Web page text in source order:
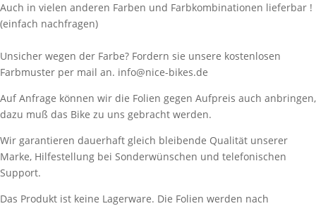
Auch in vielen anderen Farben und Farbkombinationen lieferbar !
(einfach nachfragen)
Unsicher wegen der Farbe? Fordern sie unsere kostenlosen
Farbmuster per mail an. info@nice-bikes.de
Auf Anfrage können wir die Folien gegen Aufpreis auch anbringen,
dazu muß das Bike zu uns gebracht werden.
Wir garantieren dauerhaft gleich bleibende Qualität unserer
Marke, Hilfestellung bei Sonderwünschen und telefonischen
Support.
Das Produkt ist keine Lagerware. Die Folien werden nach